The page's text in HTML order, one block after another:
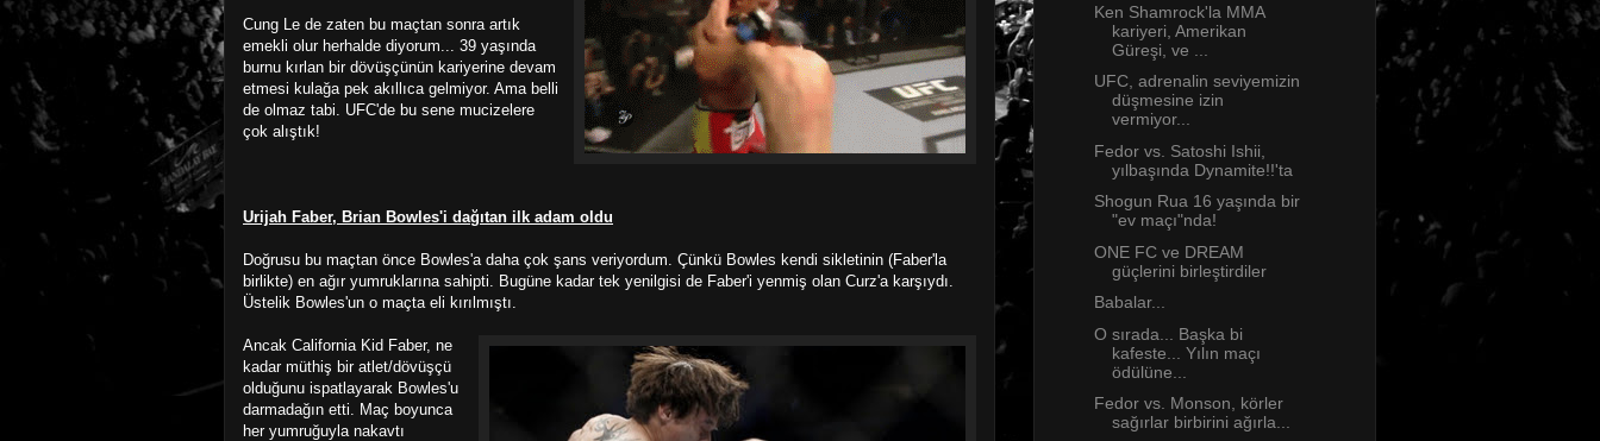
Cung Le de zaten bu maçtan sonra artık
emekli olur herhalde diyorum... 39 yaşında
burnu kırlan bir dövüşçünün kariyerine devam
etmesi kulağa pek akıllıca gelmiyor. Ama belli
de olmaz tabi. UFC'de bu sene mucizelere
çok alıştık!
Urijah Faber, Brian Bowles'i dağıtan ilk adam oldu
Doğrusu bu maçtan önce Bowles'a daha çok şans veriyordum. Çünkü Bowles kendi sikletinin (Faber'la
birlikte) en ağır yumruklarına sahipti. Bugüne kadar tek yenilgisi de Faber'i yenmiş olan Curz'a karşıydı.
Üstelik Bowles'un o maçta eli kırılmıştı.
Ancak California Kid Faber, ne
kadar müthiş bir atlet/dövüşçü
olduğunu ispatlayarak Bowles'u
darmadağın etti. Maç boyunca
her yumruğuyla nakavtı
Ken Shamrock'la MMA
kariyeri, Amerikan
Güreşi, ve ...
UFC, adrenalin seviyemizin
düşmesine izin
vermiyor...
Fedor vs. Satoshi Ishii,
yılbaşında Dynamite!!'ta
Shogun Rua 16 yaşında bir
"ev maçı"nda!
ONE FC ve DREAM
güçlerini birleştirdiler
Babalar...
O sırada... Başka bi
kafeste... Yılın maçı
ödülüne...
Fedor vs. Monson, körler
sağırlar birbirini ağırla...